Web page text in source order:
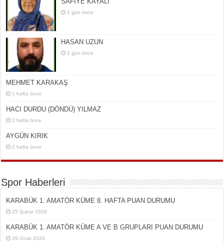
1 gün önce
HASAN UZUN
1 gün önce
MEHMET KARAKAŞ
1 hafta önce
HACI DURDU (DÖNDÜ) YILMAZ
2 hafta önce
AYGÜN KIRIK
2 hafta önce
Spor Haberleri
KARABÜK 1. AMATÖR KÜME 8. HAFTA PUAN DURUMU
25 Şubat 2026
KARABÜK 1. AMATÖR KÜME A VE B GRUPLARI PUAN DURUMU
19 Ocak 2026